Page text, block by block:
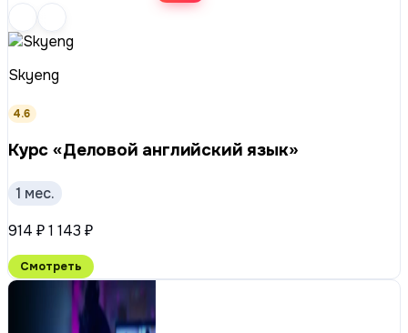
Skyeng
4.6
Курс «Деловой английский язык»
1 мес.
914 ₽1 143 ₽
Смотреть